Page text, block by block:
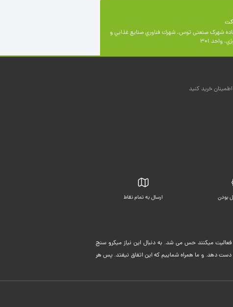
شهرک صنعتی توس، شهرك فناوري صنايع غذايي و
واحد 301
اطمینان خرید کنید
بودن ارسال به تمام نقاط
فعالیت میکنند حس می شد. به دنبال این نیاز میکرو سنج
دهد. و ما همراه شماییم که این اتفاق نیفتد. پس هر